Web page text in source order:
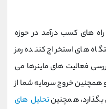
های کسب درآمد در حوزه
های استخراج کننده رمز
فعالیت های ماینرها می
همچنین خروج سرمایه شما از
بگذارد، همچنینتحلیل های
021-22021030
90001030
@alireza.mehrabii
@alirezamehrabi_com